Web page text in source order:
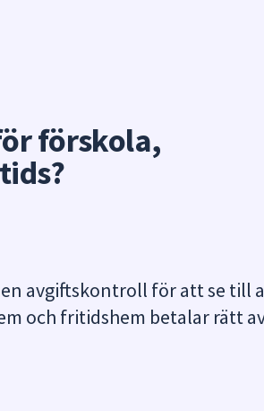
förskola,
avgiftskontroll för att se till
och fritidshem betalar rätt